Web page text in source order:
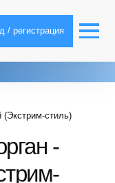
/ регистрация
(Экстрим-стиль)
-